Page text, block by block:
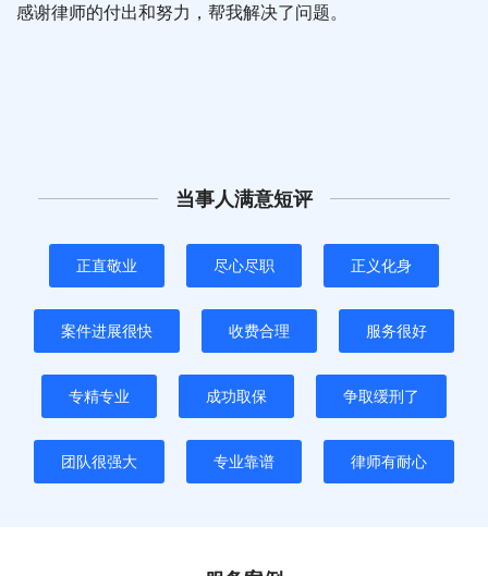
感谢律师的付出和努力，帮我解决了问题。
当事人满意短评
正直敬业 尽心尽职 正义化身
案件进展很快 收费合理 服务很好
专精专业 成功取保 争取缓刑了
团队很强大 专业靠谱 律师有耐心